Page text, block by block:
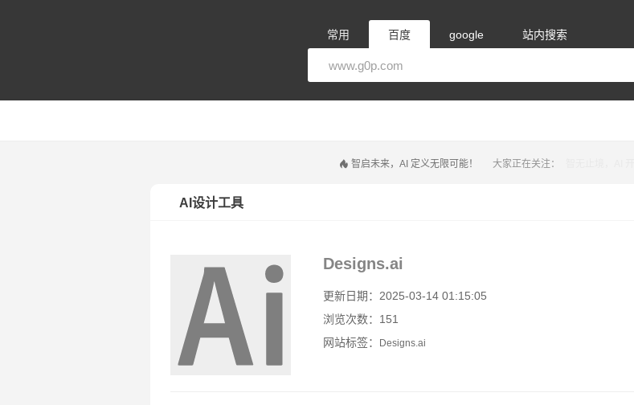
常用 百度 google 站内搜索
大家正在关注：
智启未来，AI 定义无限可能！
AI设计工具
Designs.ai
更新日期：2025-03-14 01:15:05
浏览次数：151
网站标签：
Designs.ai